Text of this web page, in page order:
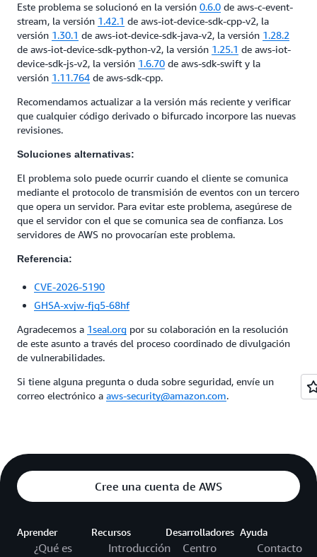
Este problema se solucionó en la versión 0.6.0 de aws-c-event-
stream, la versión 1.42.1 de aws-iot-device-sdk-cpp-v2, la
versión 1.30.1 de aws-iot-device-sdk-java-v2, la versión 1.28.2
de aws-iot-device-sdk-python-v2, la versión 1.25.1 de aws-iot-
device-sdk-js-v2, la versión 1.6.70 de aws-sdk-swift y la
versión 1.11.764 de aws-sdk-cpp.
Recomendamos actualizar a la versión más reciente y verificar
que cualquier código derivado o bifurcado incorpore las nuevas
revisiones.
Soluciones alternativas:
El problema solo puede ocurrir cuando el cliente se comunica
mediante el protocolo de transmisión de eventos con un tercero
que opera un servidor. Para evitar este problema, asegúrese de
que el servidor con el que se comunica sea de confianza. Los
servidores de AWS no provocarían este problema.
Referencia:
CVE-2026-5190
GHSA-xvjw-fjq5-68hf
Agradecemos a 1seal.org por su colaboración en la resolución
de este asunto a través del proceso coordinado de divulgación
de vulnerabilidades.
Si tiene alguna pregunta o duda sobre seguridad, envíe un
correo electrónico a aws-security@amazon.com.
Cree una cuenta de AWS
Aprender
¿Qué es
Recursos
Introducción
Desarrolladores
Centro
Ayuda
Contacto